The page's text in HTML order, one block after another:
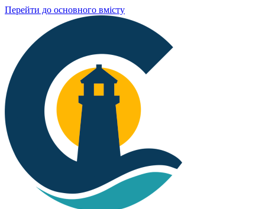
Перейти до основного вмісту